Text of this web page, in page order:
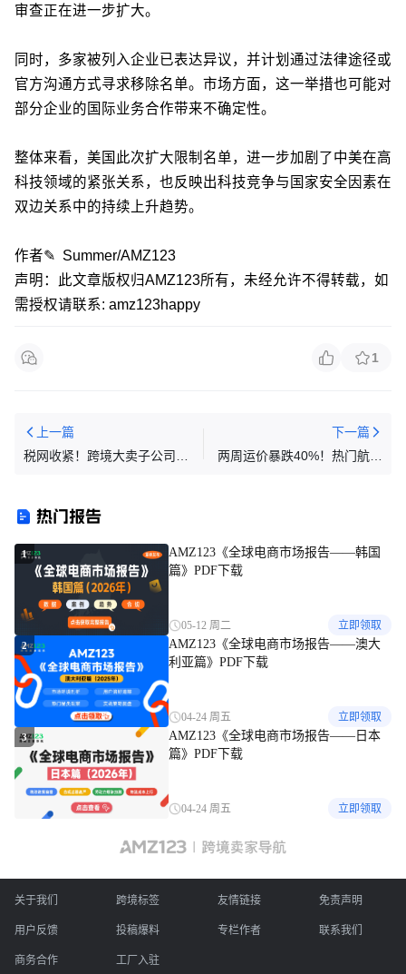
审查正在进一步扩大。
同时，多家被列入企业已表达异议，并计划通过法律途径或
官方沟通方式寻求移除名单。市场方面，这一举措也可能对
部分企业的国际业务合作带来不确定性。
整体来看，美国此次扩大限制名单，进一步加剧了中美在高
科技领域的紧张关系，也反映出科技竞争与国家安全因素在
双边关系中的持续上升趋势。
作者✎ Summer/AMZ123
声明：此文章版权归AMZ123所有，未经允许不得转载，如
需授权请联系: amz123happy
1
上一篇
税网收紧！跨境大卖子公司补
下一篇
两周运价暴跌40%！热门航线
热门报告
1
AMZ123《全球电商市场报告——韩国
篇》PDF下载
05-12 周二 立即领取
2
AMZ123《全球电商市场报告——澳大
利亚篇》PDF下载
04-24 周五 立即领取
3
AMZ123《全球电商市场报告——日本
篇》PDF下载
04-24 周五 立即领取
关于我们 跨境标签 友情链接 免责声明
用户反馈 投稿爆料 专栏作者 联系我们
商务合作 工厂入驻